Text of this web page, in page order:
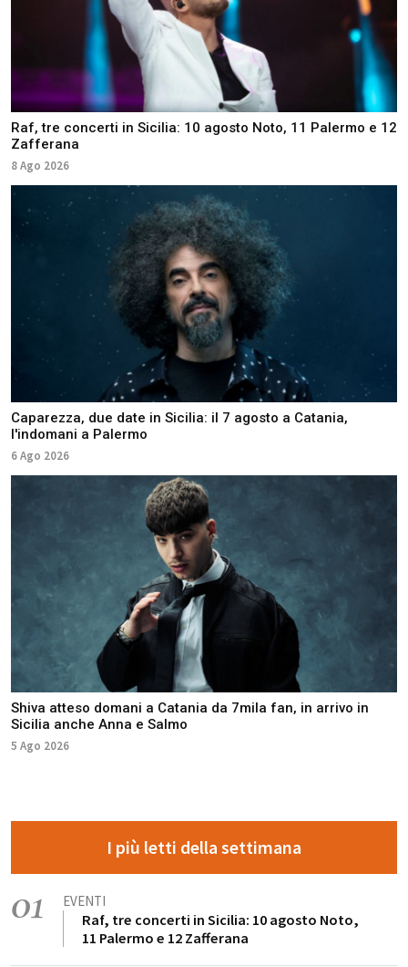
Raf, tre concerti in Sicilia: 10 agosto Noto, 11 Palermo e 12
Zafferana
8 Ago 2026
Caparezza, due date in Sicilia: il 7 agosto a Catania,
l'indomani a Palermo
6 Ago 2026
Shiva atteso domani a Catania da 7mila fan, in arrivo in
Sicilia anche Anna e Salmo
5 Ago 2026
I più letti della settimana
01 EVENTI
Raf, tre concerti in Sicilia: 10 agosto Noto,
11 Palermo e 12 Zafferana